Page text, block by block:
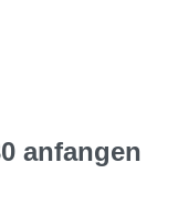
anfangen